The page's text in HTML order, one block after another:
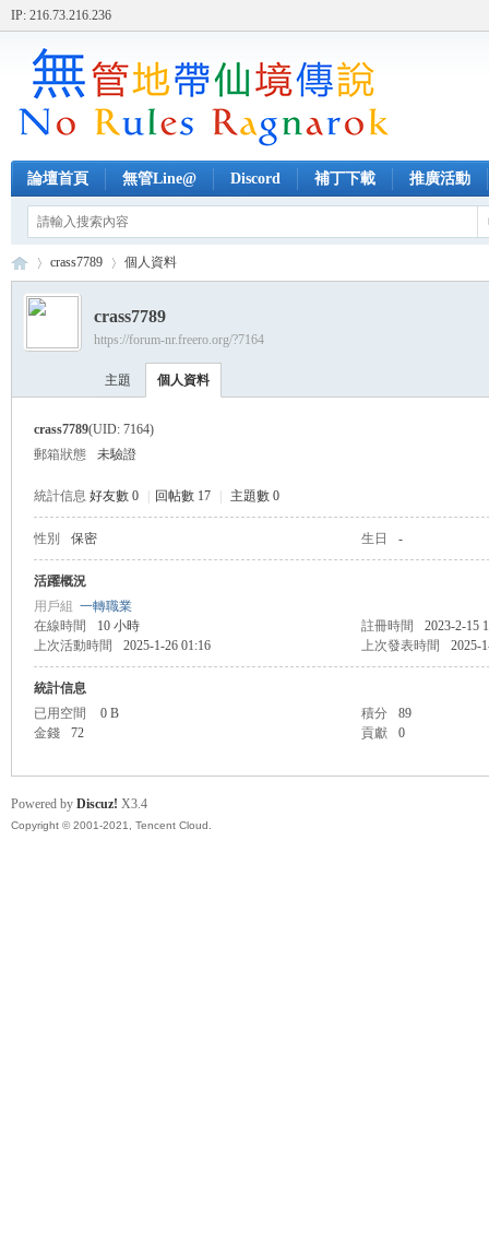
IP: 216.73.216.236
論壇首頁 無管Line@ Discord 補丁下載 推廣活動
›
crass7789 個人資料
crass7789
https://forum-nr.freero.org/?7164
主題 個人資料
crass7789(UID: 7164)
郵箱狀態
未驗證
統計信息 好友數 0 回帖數 17 主題數 0
性別 保密 生日 -
活躍概況
用戶組 一轉職業
在線時間
10 小時 註冊時間
2023-2-15
上次活動時間
2025-1-26 01:16 上次發表時間 2025-
統計信息
已用空間
0 B 積分
89
金錢
72 貢獻 0
Powered by Discuz! X3.4
Copyright © 2001-2021, Tencent Cloud.